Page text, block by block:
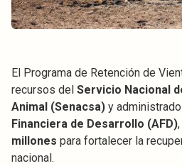
El Programa de Retención de
recursos del Servicio Nacional
Animal (Senacsa) y
Financiera de Desarrollo (AFD)
millones para fortalecer la
nacional.